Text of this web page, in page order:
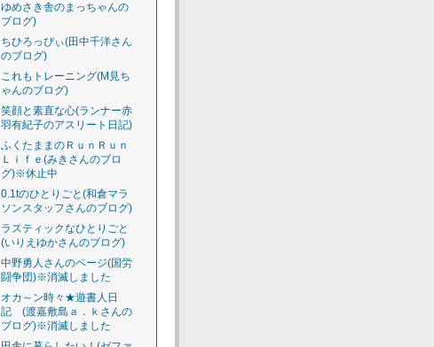
ゆめさき舎のまっちゃんの
ブログ)
ちひろっぴぃ(田中千洋さん
のブログ)
これもトレーニング(M見ち
ゃんのブログ)
笑顔と素直な心(ランナー赤
羽有紀子のアスリート日記)
ふくたままのＲｕｎＲｕｎ
Ｌｉｆｅ(みきさんのブロ
グ)※休止中
0.1tのひとりごと(和倉マラ
ソンスタッフさんのブログ)
ラスティックなひとりごと
(いりえゆかさんのブログ)
中野勇人さんのページ(国労
闘争団)※消滅しました
オカ～ン時々★遊書人日
記 (渡嘉敷島ａ．ｋさんの
ブログ)※消滅しました